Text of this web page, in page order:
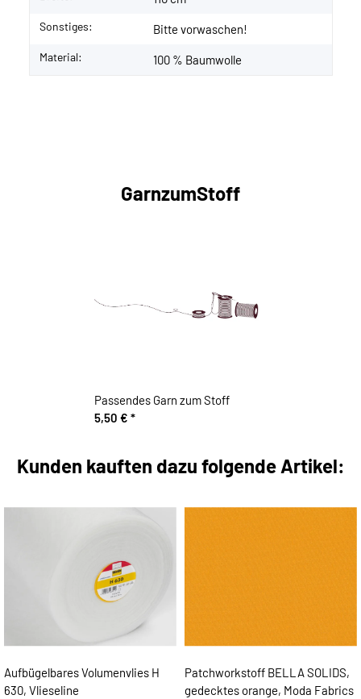
Sonstiges: Bitte vorwaschen!
Material: 100 % Baumwolle
GarnzumStoff
Passendes Garn zum Stoff
5,50 € *
Kunden kauften dazu folgende Artikel:
Aufbügelbares Volumenvlies H
630, Vlieseline
Patchworkstoff BELLA SOLIDS,
gedecktes orange, Moda Fabrics